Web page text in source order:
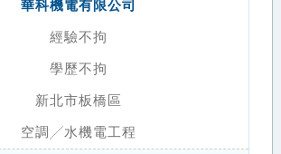
華科機電有限公司
經驗不拘
學歷不拘
新北市板橋區
空調╱水機電工程